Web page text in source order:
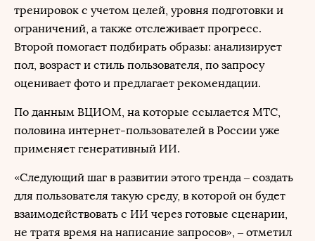
тренировок с учетом целей, уровня подготовки и
ограничений, а также отслеживает прогресс.
Второй помогает подбирать образы: анализирует
пол, возраст и стиль пользователя, по запросу
оценивает фото и предлагает рекомендации.
По данным ВЦИОМ, на которые ссылается МТС,
половина интернет-пользователей в России уже
применяет генеративный ИИ.
«Следующий шаг в развитии этого тренда – создать
для пользователя такую среду, в которой он будет
взаимодействовать с ИИ через готовые сценарии,
не тратя время на написание запросов», – отметил